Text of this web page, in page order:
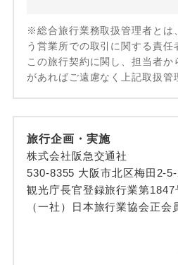
※総合旅行業務取扱管理者とは
う営業所での取引に関する責任
この旅行契約に関し、担当者か
があればご遠慮なく上記取扱管
旅行企画・実施
株式会社阪急交通社
530-8355 大阪市北区梅田2-
観光庁長官登録旅行業第1847
（一社）日本旅行業協会正会